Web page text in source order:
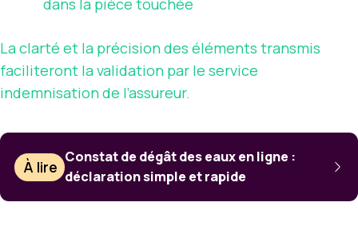
dans la pièce touchée
La clarté et la précision des éléments transmis
faciliteront la validation par le service
indemnisation de l’assureur.
À lire
Constat de dégât des eaux en ligne :
déclaration simple et rapide